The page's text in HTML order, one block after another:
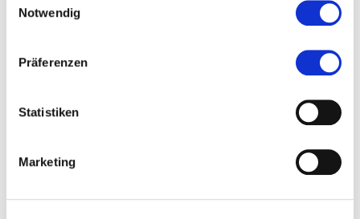
Notwendig
Präferenzen
Statistiken
Marketing